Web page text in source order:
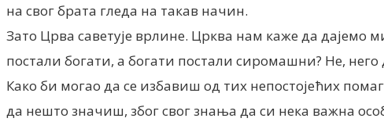
на свог брата гледа на такав начин.
Зато Црва саветује врлине. Црква нам каже да
постали богати, а богати постали сиромашни? Не,
Како би могао да се избавиш од тих непостојећих
да нешто значиш, због свог знања да си нека важна